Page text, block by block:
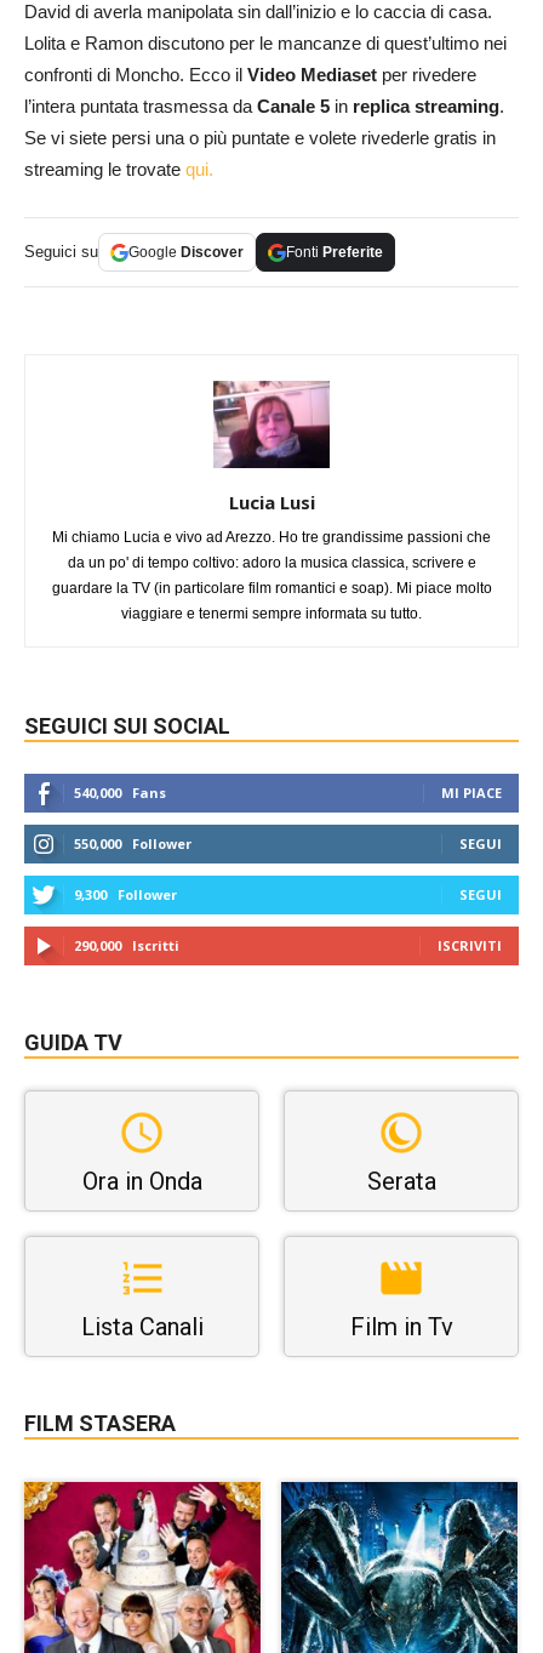
David di averla manipolata sin dall’inizio e lo caccia di casa.
Lolita e Ramon discutono per le mancanze di quest’ultimo nei
confronti di Moncho. Ecco il Video Mediaset per rivedere
l’intera puntata trasmessa daCanale 5 in replica streaming.
Se vi siete persi una o più puntate e volete rivederle gratis in
streaming le trovate qui.
Seguici su Google Discover Fonti Preferite
Lucia Lusi
Mi chiamo Lucia e vivo ad Arezzo. Ho tre grandissime passioni che
da un po' di tempo coltivo: adoro la musica classica, scrivere e
guardare la TV (in particolare film romantici e soap). Mi piace molto
viaggiare e tenermi sempre informata su tutto.
SEGUICI SUI SOCIAL
540,000 Fans MI PIACE
550,000 Follower SEGUI
9,300 Follower SEGUI
290,000 Iscritti ISCRIVITI
GUIDA TV
Ora in Onda Serata
Lista Canali Film in Tv
FILM STASERA